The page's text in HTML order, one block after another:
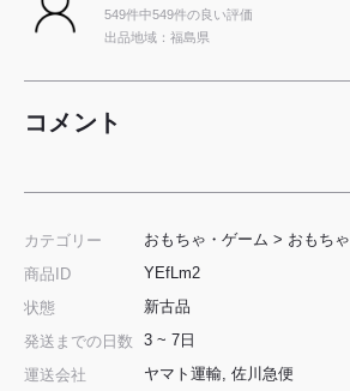
549件中549件の良い評価
出品地域：福島県
コメント
カテゴリー おもちゃ・ゲーム > おもちゃ
商品ID
YEfLm2
状態
新古品
発送までの日数
3 ~ 7日
運送会社
ヤマト運輸, 佐川急便